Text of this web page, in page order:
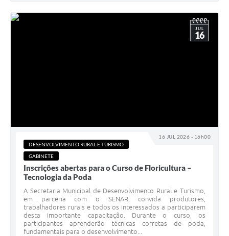
16 JUL 2026 - 16h00
JUL
16
DESENVOLVIMENTO RURAL E TURISMO
GABINETE
Inscrições abertas para o Curso de Floricultura –
Tecnologia da Poda
A Secretaria Municipal de Desenvolvimento Rural e Turismo,
em parceria com o SENAR, convida produtores,
trabalhadores rurais e todos os interessados a participarem
desta importante capacitação. Durante o curso, os
participantes aprenderão técnicas corretas de poda,
fundamentais para o desenvolvimento...